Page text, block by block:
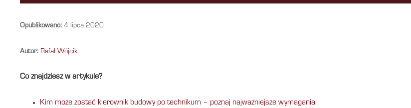
Opublikowano: 4 lipca 2020
Autor: Rafał Wójcik
Co znajdziesz w artykule?
Kim może zostać kierownik budowy po technikum – poznaj najważniejsze wymagania